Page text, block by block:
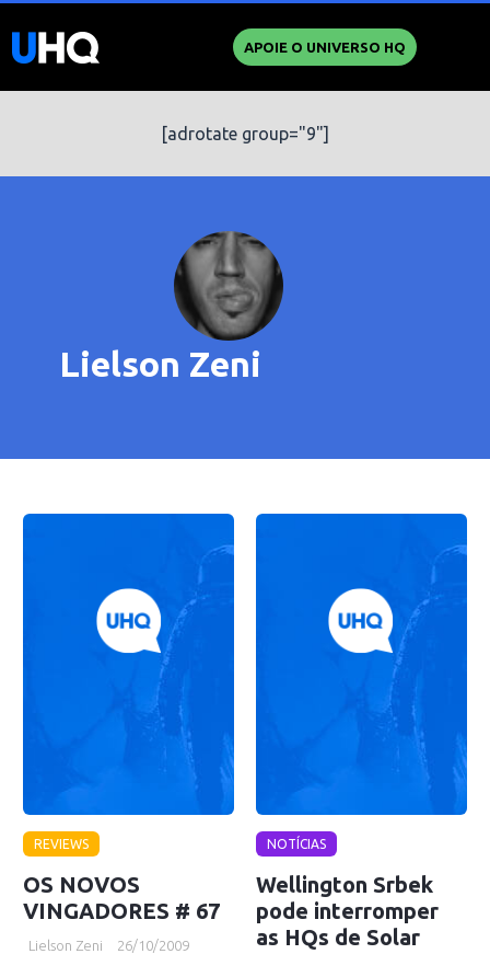
APOIE O UNIVERSO HQ
[adrotate group="9"]
Lielson Zeni
REVIEWS
OS NOVOS
VINGADORES # 67
Lielson Zeni 26/10/2009
NOTÍCIAS
Wellington Srbek
pode interromper
as HQs de Solar